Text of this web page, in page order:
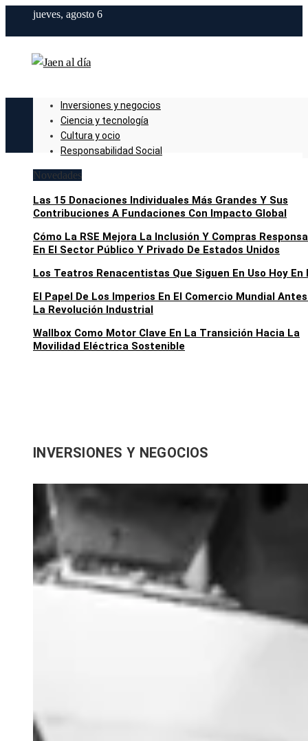
jueves, agosto 6
Inversiones y negocios
Ciencia y tecnología
Cultura y ocio
Responsabilidad Social
Novedades
Las 15 Donaciones Individuales Más Grandes Y Sus
Contribuciones A Fundaciones Con Impacto Global
Cómo La RSE Mejora La Inclusión Y Compras
En El Sector Público Y Privado De Estados Unidos
Los Teatros Renacentistas Que Siguen En Uso Hoy En
El Papel De Los Imperios En El Comercio Mundial
La Revolución Industrial
Wallbox Como Motor Clave En La Transición Hacia La
Movilidad Eléctrica Sostenible
INVERSIONES Y NEGOCIOS